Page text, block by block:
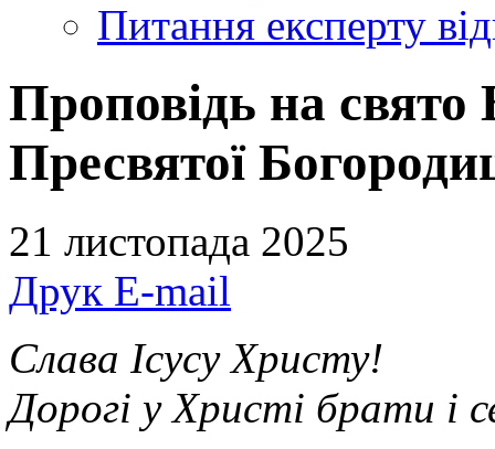
Питання експерту
Проповідь на
Пресвятої
21 листопада 2025
Друк E-mail
Слава Ісусу Христу!
Дорогі у Христі брати і